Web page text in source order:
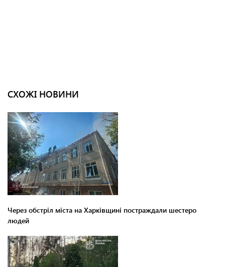
СХОЖІ НОВИНИ
Через обстріл міста на Харківщині постраждали шестеро
людей